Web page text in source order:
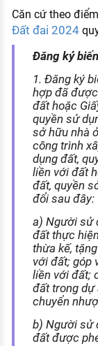
Đặc trưng
Xu hướng việc
XÂY DỰNG VÀ
NHÂN SỰ
TUYỂN DỤNG
Căn cứ theo
Đất đai 2024
Đăng ký
1. Đăng ký
hợp đã
đất hoặc
quyền sử
sở hữu nhà
công trình
dụng đất,
liền với đất
đất, quyền
đổi sau đây:
a) Người sử
đất thực
thừa kế,
với đất; góp
liền với đất;
đất trong dự
chuyển
b) Người sử
đất được